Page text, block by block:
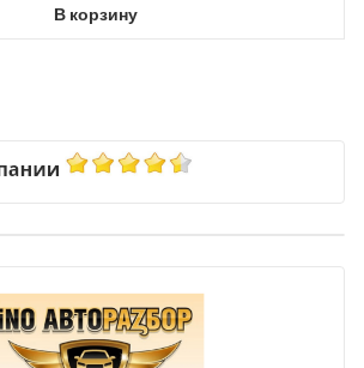
В корзину